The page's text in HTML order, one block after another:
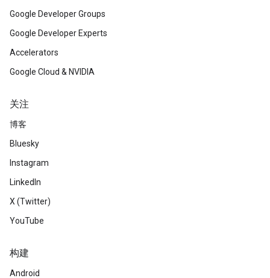
Google Developer Groups
Google Developer Experts
Accelerators
Google Cloud & NVIDIA
关注
博客
Bluesky
Instagram
LinkedIn
X (Twitter)
YouTube
构建
Android